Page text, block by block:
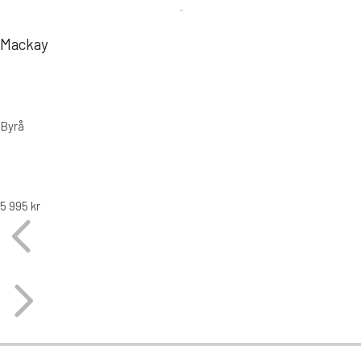
Mackay
Byrå
5 995 kr